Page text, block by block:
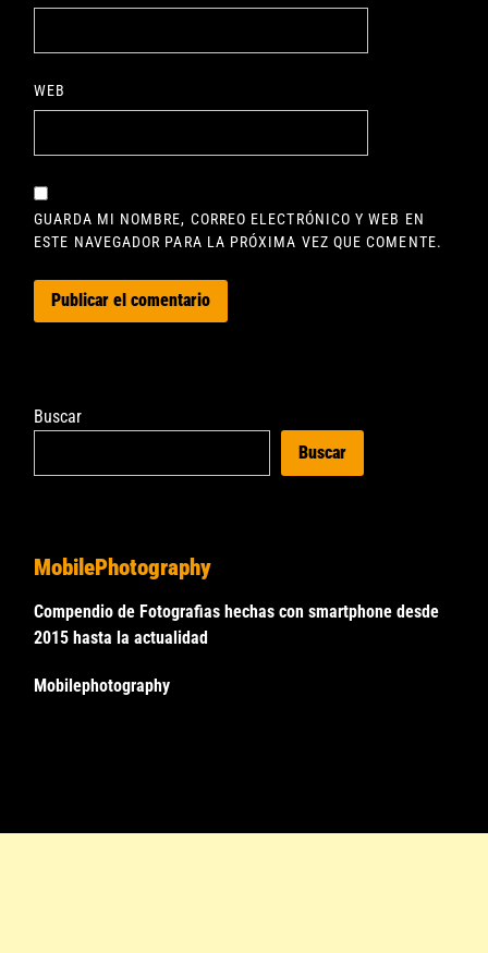
WEB
GUARDA MI NOMBRE, CORREO ELECTRÓNICO Y WEB EN
ESTE NAVEGADOR PARA LA PRÓXIMA VEZ QUE COMENTE.
Buscar
Buscar
MobilePhotography
Compendio de Fotografias hechas con smartphone desde
2015 hasta la actualidad
Mobilephotography